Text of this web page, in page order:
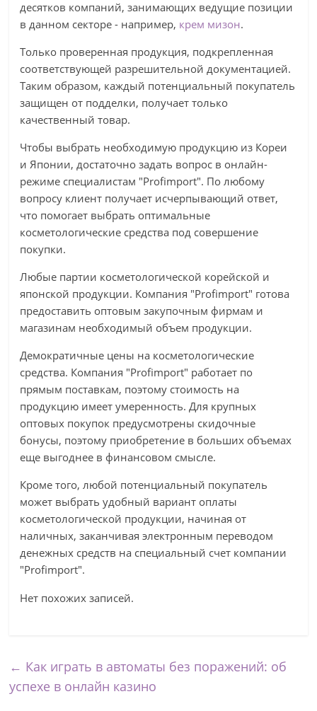
десятков компаний, занимающих ведущие позиции
в данном секторе - например, крем мизон.
Только проверенная продукция, подкрепленная
соответствующей разрешительной документацией.
Таким образом, каждый потенциальный покупатель
защищен от подделки, получает только
качественный товар.
Чтобы выбрать необходимую продукцию из Кореи
и Японии, достаточно задать вопрос в онлайн-
режиме специалистам "Profimport". По любому
вопросу клиент получает исчерпывающий ответ,
что помогает выбрать оптимальные
косметологические средства под совершение
покупки.
Любые партии косметологической корейской и
японской продукции. Компания "Profimport" готова
предоставить оптовым закупочным фирмам и
магазинам необходимый объем продукции.
Демократичные цены на косметологические
средства. Компания "Profimport" работает по
прямым поставкам, поэтому стоимость на
продукцию имеет умеренность. Для крупных
оптовых покупок предусмотрены скидочные
бонусы, поэтому приобретение в больших объемах
еще выгоднее в финансовом смысле.
Кроме того, любой потенциальный покупатель
может выбрать удобный вариант оплаты
косметологической продукции, начиная от
наличных, заканчивая электронным переводом
денежных средств на специальный счет компании
"Profimport".
Нет похожих записей.
← Как играть в автоматы без поражений: об
успехе в онлайн казино